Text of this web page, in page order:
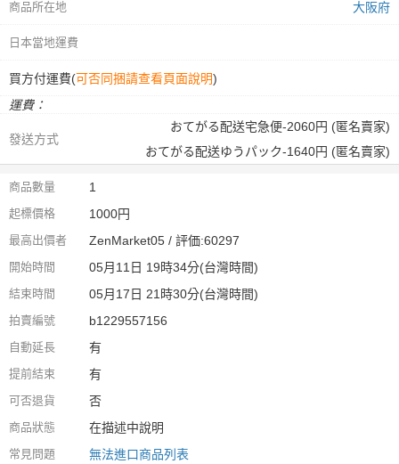
商品所在地 大阪府
日本當地運費
買方付運費(可否同捆請查看頁面說明)
運費：
發送方式
おてがる配送宅急便-2060円 (匿名賣家)
おてがる配送ゆうパック-1640円 (匿名賣家)
商品數量 1
起標價格 1000円
最高出價者 ZenMarket05 / 評価:60297
開始時間 05月11日 19時34分(台灣時間)
結束時間 05月17日 21時30分(台灣時間)
拍賣編號 b1229557156
自動延長 有
提前結束 有
可否退貨 否
商品狀態 在描述中說明
常見問題
無法進口商品列表